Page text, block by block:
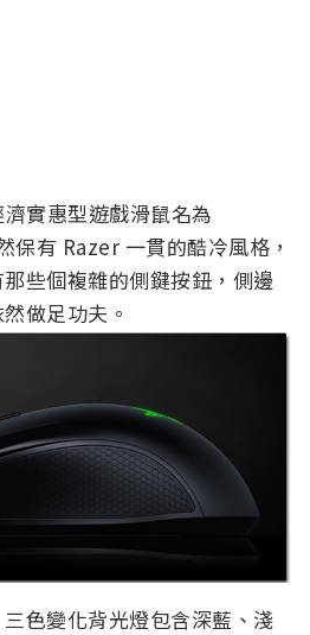
實惠型遊戲滑鼠名為
保有 Razer 一貫的酷冷風格，
些個複雜的側鍵按鈕，側邊
做足功夫。
色變化背光燈包含深藍、淺